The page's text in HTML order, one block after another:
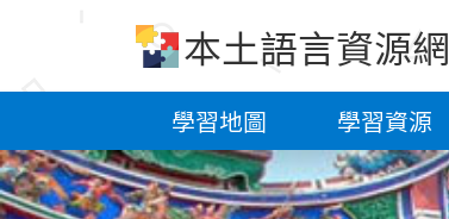
本土語言資源網
學習地圖 學習資源